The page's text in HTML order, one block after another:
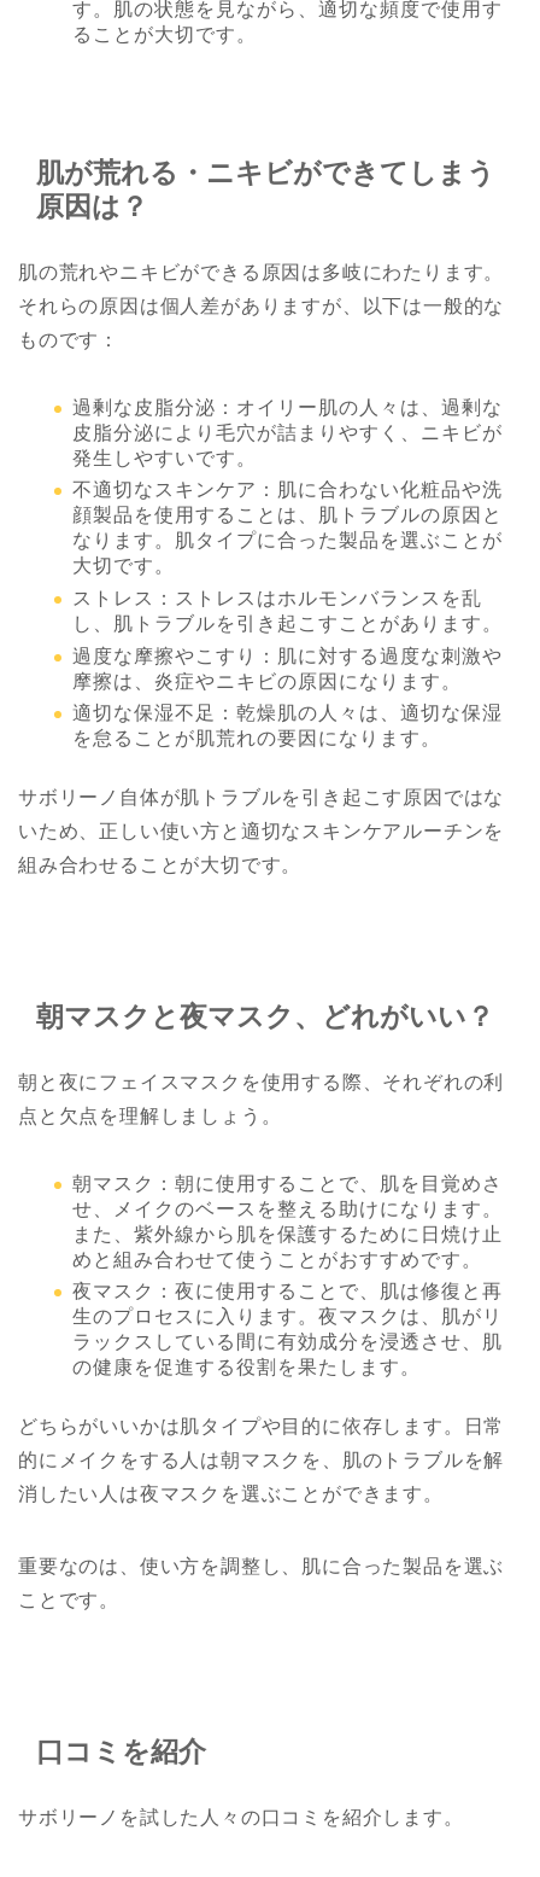
す。肌の状態を見ながら、適切な頻度で使用す
ることが大切です。
肌が荒れる・ニキビができてしまう
原因は？
肌の荒れやニキビができる原因は多岐にわたります。
それらの原因は個人差がありますが、以下は一般的な
ものです：
過剰な皮脂分泌：オイリー肌の人々は、過剰な
皮脂分泌により毛穴が詰まりやすく、ニキビが
発生しやすいです。
不適切なスキンケア：肌に合わない化粧品や洗
顔製品を使用することは、肌トラブルの原因と
なります。肌タイプに合った製品を選ぶことが
大切です。
ストレス：ストレスはホルモンバランスを乱
し、肌トラブルを引き起こすことがあります。
過度な摩擦やこすり：肌に対する過度な刺激や
摩擦は、炎症やニキビの原因になります。
適切な保湿不足：乾燥肌の人々は、適切な保湿
を怠ることが肌荒れの要因になります。
サボリーノ 自体が肌トラブルを引き起こす原因ではな
いため、正しい使い方と適切なスキンケアルーチンを
組み合わせることが大切です。
朝マスクと夜マスク、どれがいい？
朝と夜にフェイスマスクを使用する際、それぞれの利
点と欠点を理解しましょう。
朝マスク：朝に使用することで、肌を目覚めさ
せ、メイクのベースを整える助けになります。
また、紫外線から肌を保護するために日焼け止
めと組み合わせて使うことがおすすめです。
夜マスク：夜に使用することで、肌は修復と再
生のプロセスに入ります。夜マスクは、肌がリ
ラックスしている間に有効成分を浸透させ、肌
の健康を促進する役割を果たします。
どちらがいいかは肌タイプや目的に依存します。日常
的にメイクをする人は朝マスクを、肌のトラブルを解
消したい人は夜マスクを選ぶことができます。
重要なのは、使い方を調整し、肌に合った製品を選ぶ
ことです。
口コミを紹介
サボリーノ を試した人々の口コミを紹介します。